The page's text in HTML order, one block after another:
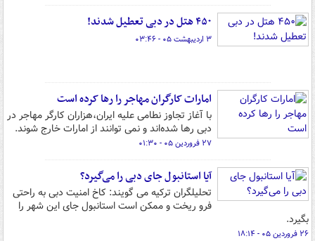
۴۵۰ هتل در دبی تعطیل شدند!
۳ اردیبهشت ۰۵ - ۰۳:۴۶
امارات کارگران مهاجر را رها کرده است
با آغاز تجاوز نطامی علیه ایران،هزاران کارگر مهاجر در
دبی رها شده‌اند و نمی توانند از امارات خارج شوند.
۲۷ فروردین ۰۵ - ۰۱:۳۰
آیا استانبول جای دبی را می‌گیرد؟
تحلیلگران ترکیه می گویند: کاخ امنیت دبی به راحتی
فرو ریخت و ممکن است استانبول جای این شهر را
بگیرد.
۲۶ فروردین ۰۵ - ۱۸:۱۴